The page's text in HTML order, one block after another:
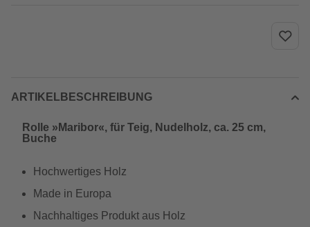
ARTIKELBESCHREIBUNG
Rolle »Maribor«, für Teig, Nudelholz, ca. 25 cm,
Buche
Hochwertiges Holz
Made in Europa
Nachhaltiges Produkt aus Holz